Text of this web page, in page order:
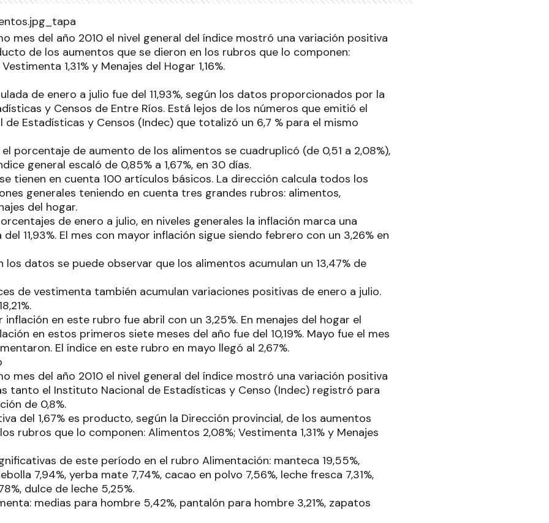
mes del año 2010 el nivel general del índice mostró una variación positiva
de los aumentos que se dieron en los rubros que lo componen:
1,31% y Menajes del Hogar 1,16%.
de enero a julio fue del 11,93%, según los datos proporcionados por la
y Censos de Entre Ríos. Está lejos de los números que emitió el
Estadísticas y Censos (Indec) que totalizó un 6,7 % para el mismo
porcentaje de aumento de los alimentos se cuadruplicó (de 0,51 a 2,08%),
general escaló de 0,85% a 1,67%, en 30 días.
tienen en cuenta 100 artículos básicos. La dirección calcula todos los
generales teniendo en cuenta tres grandes rubros: alimentos,
del hogar.
de enero a julio, en niveles generales la inflación marca una
11,93%. El mes con mayor inflación sigue siendo febrero con un 3,26% en
los datos se puede observar que los alimentos acumulan un 13,47% de
de vestimenta también acumulan variaciones positivas de enero a julio.
inflación en este rubro fue abril con un 3,25%. En menajes del hogar el
en estos primeros siete meses del año fue del 10,19%. Mayo fue el mes
El índice en este rubro en mayo llegó al 2,67%.
mes del año 2010 el nivel general del índice mostró una variación positiva
tanto el Instituto Nacional de Estadísticas y Censo (Indec) registró para
de 0,8%.
del 1,67% es producto, según la Dirección provincial, de los aumentos
rubros que lo componen: Alimentos 2,08%; Vestimenta 1,31% y Menajes
de este período en el rubro Alimentación: manteca 19,55%,
7,94%, yerba mate 7,74%, cacao en polvo 7,56%, leche fresca 7,31%,
dulce de leche 5,25%.
medias para hombre 5,42%, pantalón para hombre 3,21%, zapatos